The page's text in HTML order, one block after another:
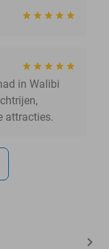
in Walibi
attracties.